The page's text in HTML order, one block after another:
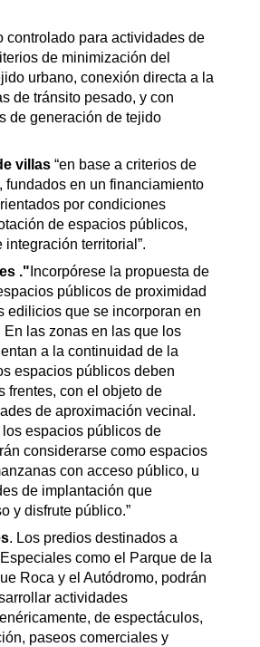
controlado para actividades de
de minimización del
urbano, conexión directa a la
de tránsito pesado, y con
de generación de tejido
villas“en base a criterios de
fundados en un financiamiento
por condiciones
de espacios públicos,
integración territorial”.
." Incorpórese la propuesta de
públicos de proximidad
edilicios que se incorporan en
En las zonas en las que los
a la continuidad de la
espacios públicos deben
frentes, con el objeto de
de aproximación vecinal.
los espacios públicos de
considerarse como espacios
con acceso público, u
de implantación que
y disfrute público.”
. Los predios destinados a
como el Parque de la
Roca y el Autódromo, podrán
actividades
de espectáculos,
paseos comerciales y